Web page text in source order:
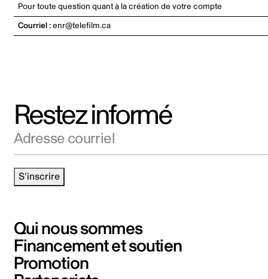
Pour toute question quant à la création de votre compte
Courriel:enr@telefilm.ca
Restez informé
S'inscrire
Qui nous sommes
Financement et soutien
Promotion